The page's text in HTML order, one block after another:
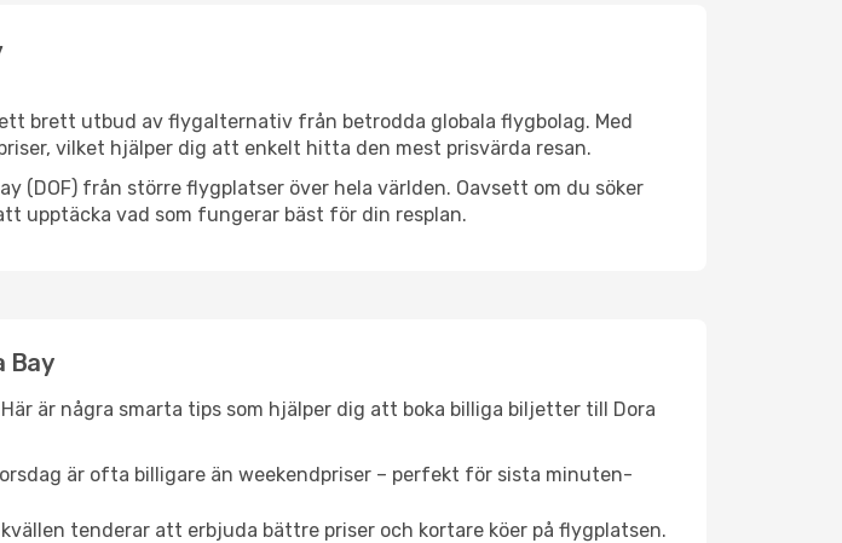
brett utbud av flygalternativ från betrodda globala flygbolag. Med
vilket hjälper dig att enkelt hitta den mest prisvärda resan.
(DOF) från större flygplatser över hela världen. Oavsett om du söker
upptäcka vad som fungerar bäst för din resplan.
Bay
är några smarta tips som hjälper dig att boka billiga biljetter till Dora
är ofta billigare än weekendpriser – perfekt för sista minuten-
tenderar att erbjuda bättre priser och kortare köer på flygplatsen.